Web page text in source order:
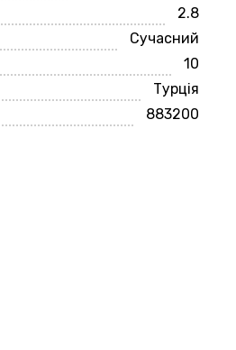
2.8
Сучасний
10
Турція
883200